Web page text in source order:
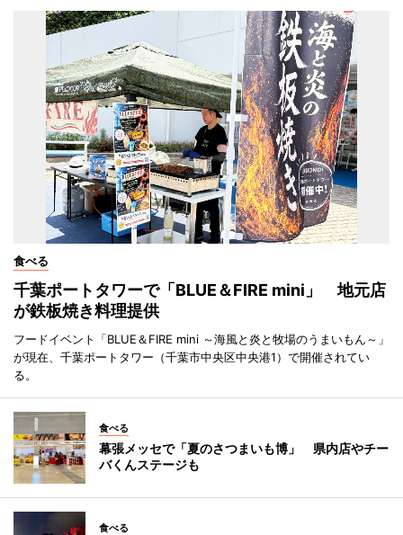
食べる
千葉ポートタワーで「BLUE＆FIRE mini」 地元店
が鉄板焼き料理提供
フードイベント「BLUE＆FIRE mini ～海風と炎と牧場のうまいもん～」
が現在、千葉ポートタワー（千葉市中央区中央港1）で開催されてい
る。
食べる
幕張メッセで「夏のさつまいも博」 県内店やチー
バくんステージも
食べる